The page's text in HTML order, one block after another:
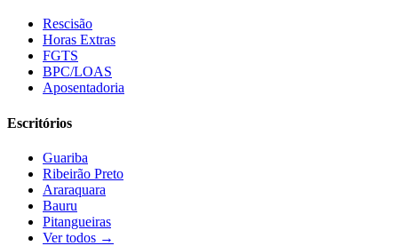
Rescisão
Horas Extras
FGTS
BPC/LOAS
Aposentadoria
Escritórios
Guariba
Ribeirão Preto
Araraquara
Bauru
Pitangueiras
Ver todos →